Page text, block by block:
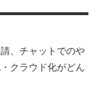
、チャットでのや
クラウド化がどん